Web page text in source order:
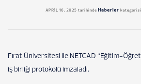
APRIL 16, 2025 tarihinde Haberler
Fırat Üniversitesi ile NETCAD “Eğitim-
iş birliği protokolü imzaladı.